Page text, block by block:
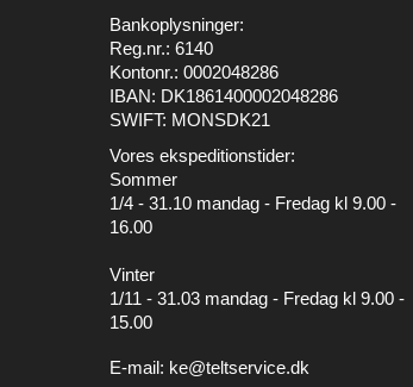
Bankoplysninger:
Reg.nr.: 6140
Kontonr.: 0002048286
IBAN: DK1861400002048286
SWIFT: MONSDK21
Vores ekspeditionstider:
Sommer
1/4 - 31.10 mandag - Fredag kl 9.00 -
16.00
Vinter
1/11 - 31.03 mandag - Fredag kl 9.00 -
15.00
E-mail: ke@teltservice.dk